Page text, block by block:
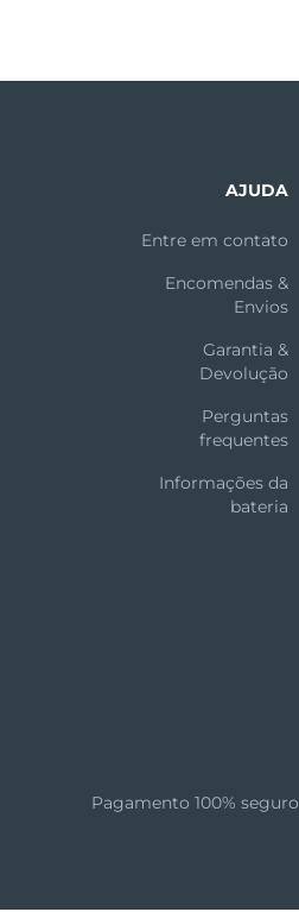
AJUDA
Entre em contato
Encomendas &
Envios
Garantia &
Devolução
Perguntas
frequentes
Informações da
bateria
Pagamento 100% seguro